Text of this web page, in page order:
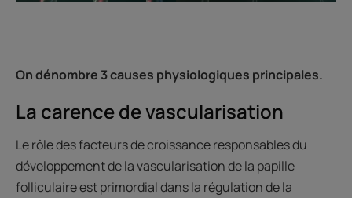
On dénombre 3 causes physiologiques principales.
La carence de vascularisation
Le rôle des facteurs de croissance responsables du
développement de la vascularisation de la papille
folliculaire est primordial dans la régulation de la